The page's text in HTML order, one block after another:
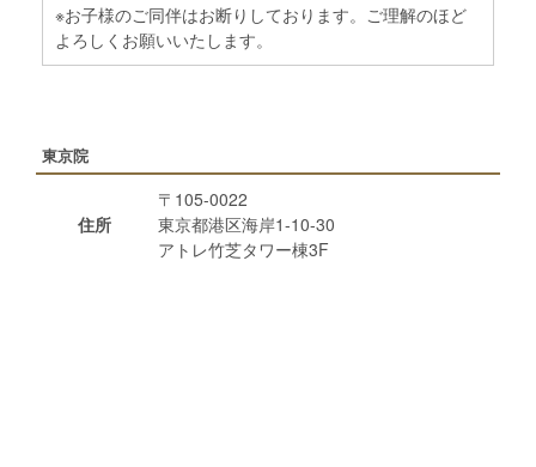
※お子様のご同伴はお断りしております。ご理解のほど
よろしくお願いいたします。
東京院
住所
〒105-0022
東京都港区海岸1-10-30
アトレ竹芝タワー棟3F